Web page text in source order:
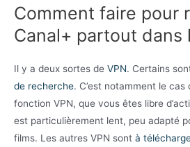
Comment faire pour
Canal+ partout dans
Il y a deux sortes de VPN. Certains
de recherche. C’est notamment le cas
fonction VPN, que vous êtes libre
est particulièrement lent, peu adapté
films. Les autres VPN sont à